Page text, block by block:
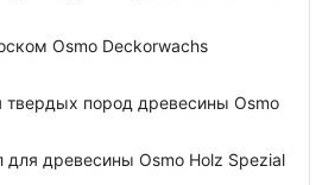
Osmo Deckorwachs
пород древесины Osmo
древесины Osmo Holz Spezial